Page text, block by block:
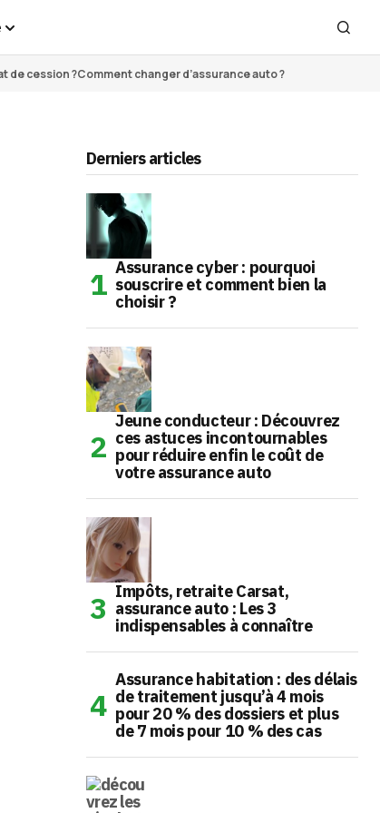
de cession ?Comment changer d’assurance auto ?
Derniers articles
Assurance cyber : pourquoi
souscrire et comment bien la
choisir ?
Jeune conducteur : Découvrez
ces astuces incontournables
pour réduire enfin le coût de
votre assurance auto
Impôts, retraite Carsat,
assurance auto : Les 3
indispensables à connaître
Assurance habitation : des délais
de traitement jusqu’à 4 mois
pour 20 % des dossiers et plus
de 7 mois pour 10 % des cas